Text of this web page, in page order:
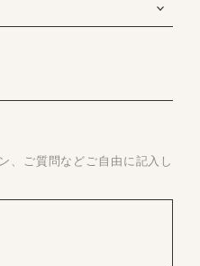
、ご質問などご自由に記入し